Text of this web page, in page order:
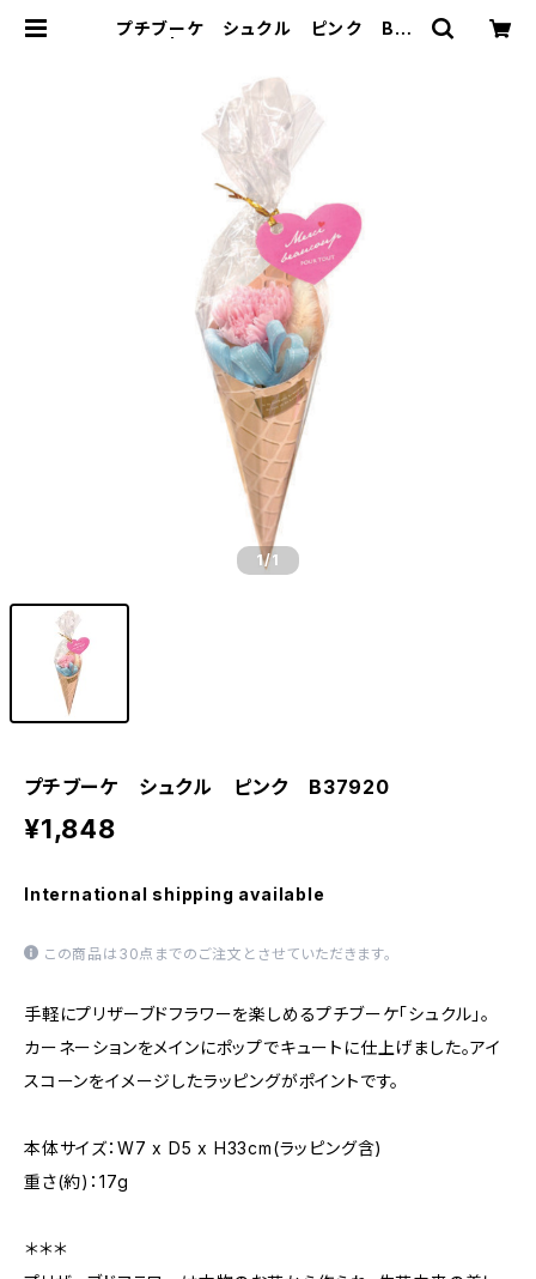
プチブーケ シュクル ピンク B37
1/1
プチブーケ シュクル ピンク B37920
¥1,848
International shipping available
この商品は30点までのご注文とさせていただきます。
手軽にプリザーブドフラワーを楽しめるプチブーケ「シュクル」。
カーネーションをメインにポップでキュートに仕上げました。アイ
スコーンをイメージしたラッピングがポイントです。
本体サイズ：W7 x D5 x H33cm(ラッピング含)
重さ(約)：17g
＊＊＊